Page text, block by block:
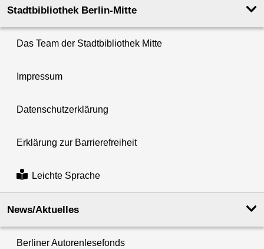
Stadtbibliothek Berlin-Mitte
Das Team der Stadtbibliothek Mitte
Impressum
Datenschutzerklärung
Erklärung zur Barrierefreiheit
Leichte Sprache
News/Aktuelles
Berliner Autorenlesefonds